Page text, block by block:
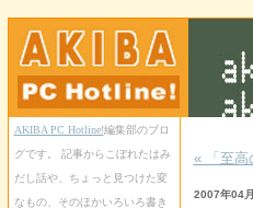
« 「至高
2007年04
AKIBA PC Hotline!編集部のブロ
グです。 記事からこぼれたはみ
だし話や、ちょっと見つけた変
なもの、そのほかいろいろ書き